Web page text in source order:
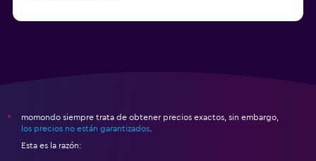
*
momondo siempre trata de obtener precios exactos, sin embargo,
los precios no están garantizados
Esta es la razón: